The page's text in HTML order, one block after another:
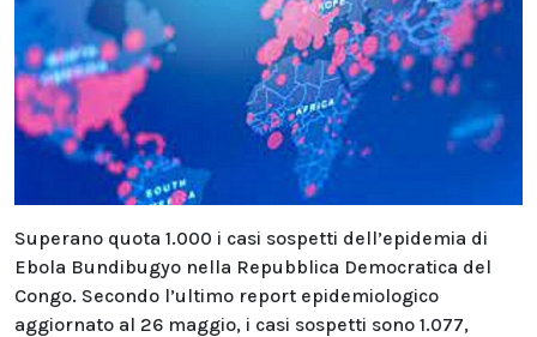
Superano quota 1.000 i casi sospetti dell’epidemia di
Ebola Bundibugyo nella Repubblica Democratica del
Congo. Secondo l’ultimo report epidemiologico
aggiornato al 26 maggio, i casi sospetti sono 1.077,